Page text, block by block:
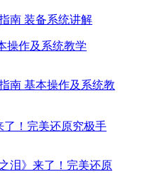
操作及系统教学
了！完美还原究极手